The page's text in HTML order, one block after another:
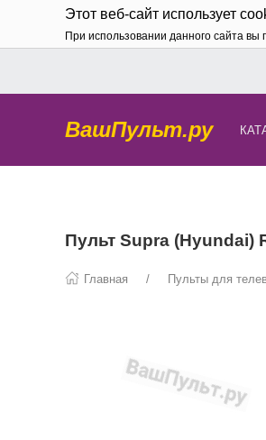
Этот веб-сайт использует
При использовании данного сайта
ВашПульт.ру
Пульт Supra (Hyundai)
Главная Пульты для